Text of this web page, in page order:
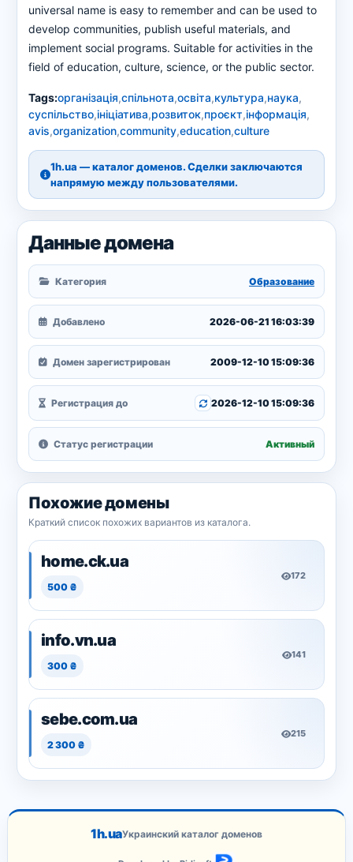
universal name is easy to remember and can be used to
develop communities, publish useful materials, and
implement social programs. Suitable for activities in the
field of education, culture, science, or the public sector.
Tags:організація,спільнота,освіта,культура,наука,
суспільство,ініціатива,розвиток,проєкт,інформація,
avis,organization,community,education,culture
1h.ua — каталог доменов. Сделки заключаются
напрямую между пользователями.
Данные домена
Категория Образование
Добавлено 2026-06-21 16:03:39
Домен зарегистрирован 2009-12-10 15:09:36
Регистрация до 2026-12-10 15:09:36
Статус регистрации Активный
Похожие домены
Краткий список похожих вариантов из каталога.
home.ck.ua
500 ₴
172
info.vn.ua
300 ₴
141
sebe.com.ua
2 300 ₴
215
1h.uaУкраинский каталог доменов